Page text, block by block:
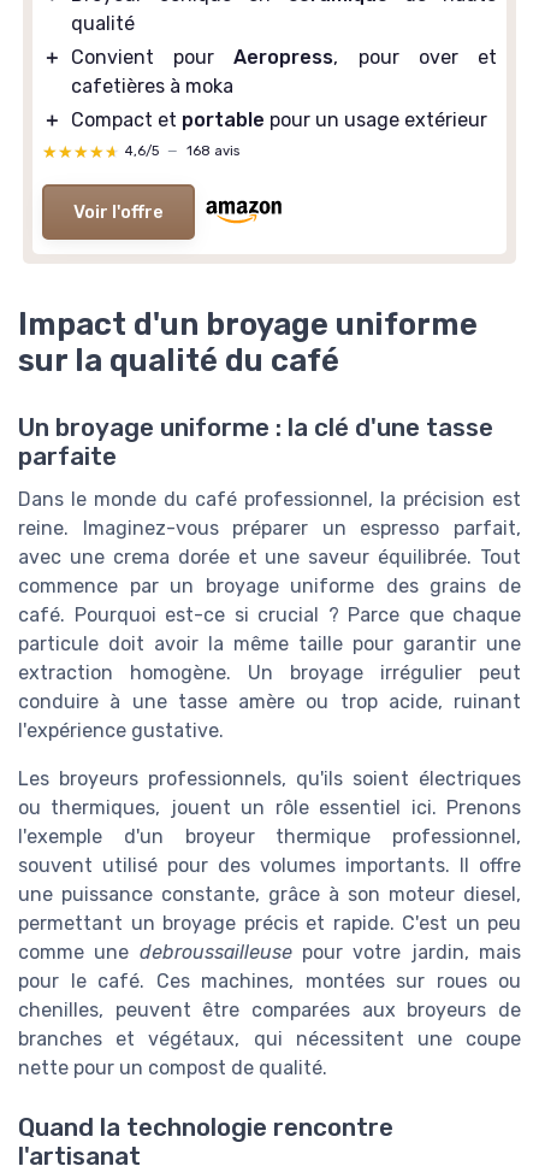
qualité
＋
Convient pourAeropress, pour over et
cafetières à moka
＋
Compact et portable pour un usage extérieur
★★★★★
★★★★★ 4,6/5 — 168 avis
Voir l'offre
Impact d'un broyage uniforme
sur la qualité du café
Un broyage uniforme : la clé d'une tasse
parfaite
Dans le monde du café professionnel, la précision est
reine. Imaginez-vous préparer un espresso parfait,
avec une crema dorée et une saveur équilibrée. Tout
commence par un broyage uniforme des grains de
café. Pourquoi est-ce si crucial ? Parce que chaque
particule doit avoir la même taille pour garantir une
extraction homogène. Un broyage irrégulier peut
conduire à une tasse amère ou trop acide, ruinant
l'expérience gustative.
Les broyeurs professionnels, qu'ils soient électriques
ou thermiques, jouent un rôle essentiel ici. Prenons
l'exemple d'un broyeur thermique professionnel,
souvent utilisé pour des volumes importants. Il offre
une puissance constante, grâce à son moteur diesel,
permettant un broyage précis et rapide. C'est un peu
comme une debroussailleusepour votre jardin, mais
pour le café. Ces machines, montées sur roues ou
chenilles, peuvent être comparées aux broyeurs de
branches et végétaux, qui nécessitent une coupe
nette pour un compost de qualité.
Quand la technologie rencontre
l'artisanat